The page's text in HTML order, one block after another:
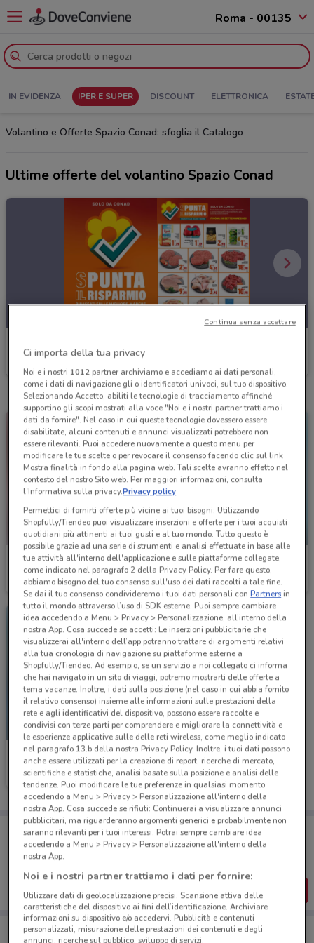
Roma - 00135
IN EVIDENZA IPER E SUPER DISCOUNT ELETTRONICA
Volantino e Offerte Spazio Conad: sfoglia il Catalogo
Ultime offerte del volantino Spazio Conad
Spazio Conad
Scade il 30/09 7.4 km
-3 GIORNI
Spazio Conad
Scade lunedì 7.4 km
-3 GIORNI
Spazio Conad
Scade lunedì 7.4 km
Porta DoveConviene sempre con te!
Puoi trovare le migliori offerte dei negozi vicino a te,
salvarle e creare la tua lista del risparmio, comodamente
SCARICA L’APP
Ci importa della tua privacy
Noi e i nostri 1012partner archiviamo e accediamo ai dati personali,
come i dati di navigazione gli o identificatori univoci, sul tuo dispositivo.
Selezionando Accetto, abiliti le tecnologie di tracciamento affinché
supportino gli scopi mostrati alla voce "Noi e i nostri partner trattiamo i
dati da fornire". Nel caso in cui queste tecnologie dovessero essere
disabilitate, alcuni contenuti e annunci visualizzati potrebbero non
essere rilevanti. Puoi accedere nuovamente a questo menu per
modificare le tue scelte o per revocare il consenso facendo clic sul link
Mostra finalità in fondo alla pagina web. Tali scelte avranno effetto nel
contesto del nostro Sito web. Per maggiori informazioni, consulta
l'Informativa sulla privacy.Privacy policy
Permettici di fornirti offerte più vicine ai tuoi bisogni: Utilizzando
Shopfully/Tiendeo puoi visualizzare inserzioni e offerte per i tuoi acquisti
quotidiani più attinenti ai tuoi gusti e al tuo mondo. Tutto questo è
possibile grazie ad una serie di strumenti e analisi effettuate in base alle
tue attività all'interno dell'applicazione e sulle piattaforme collegate,
come indicato nel paragrafo 2 della Privacy Policy. Per fare questo,
abbiamo bisogno del tuo consenso sull'uso dei dati raccolti a tale fine.
Se dai il tuo consenso condivideremo i tuoi dati personali conPartnersin
tutto il mondo attraverso l’uso di SDK esterne. Puoi sempre cambiare
idea accedendo a Menu > Privacy > Personalizzazione, all’interno della
nostra App. Cosa succede se accetti: Le inserzioni pubblicitarie che
visualizzerai all'interno dell’app potranno trattare di argomenti relativi
alla tua cronologia di navigazione su piattaforme esterne a
Shopfully/Tiendeo. Ad esempio, se un servizio a noi collegato ci informa
che hai navigato in un sito di viaggi, potremo mostrarti delle offerte a
tema vacanze. Inoltre, i dati sulla posizione (nel caso in cui abbia fornito
il relativo consenso) insieme alle informazioni sulle prestazioni della
rete e agli identificativi del dispositivo, possono essere raccolte e
condivisi con terze parti per comprendere e migliorare la connettività e
le esperienze applicative sulle delle reti wireless, come meglio indicato
nel paragrafo 13.b della nostra Privacy Policy. Inoltre, i tuoi dati possono
anche essere utilizzati per la creazione di report, ricerche di mercato,
scientifiche e statistiche, analisi basate sulla posizione e analisi delle
tendenze. Puoi modificare le tue preferenze in qualsiasi momento
accedendo a Menu > Privacy > Personalizzazione all'interno della
nostra App. Cosa succede se rifiuti: Continuerai a visualizzare annunci
pubblicitari, ma riguarderanno argomenti generici e probabilmente non
saranno rilevanti per i tuoi interessi. Potrai sempre cambiare idea
accedendo a Menu > Privacy > Personalizzazione all'interno della
nostra App.
Noi e i nostri partner trattiamo i dati per fornire:
Utilizzare dati di geolocalizzazione precisi. Scansione attiva delle
caratteristiche del dispositivo ai fini dell’identificazione. Archiviare
informazioni su dispositivo e/o accedervi. Pubblicità e contenuti
personalizzati, misurazione delle prestazioni dei contenuti e degli
annunci, ricerche sul pubblico, sviluppo di servizi.
Continua senza accettare